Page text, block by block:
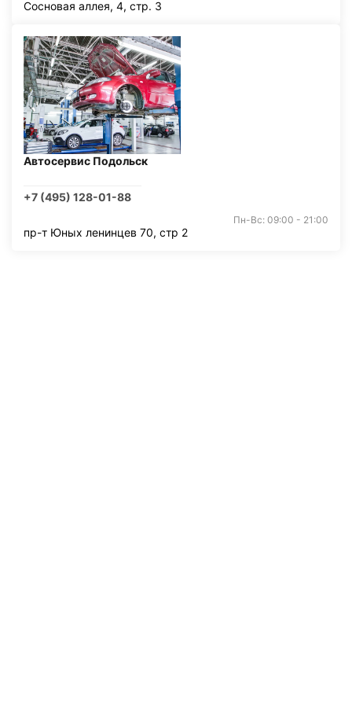
Сосновая аллея, 4, стр. 3
Автосервис Подольск
+7 (495) 128-01-88
Пн-Вс: 09:00 - 21:00
пр-т Юных ленинцев 70, стр 2